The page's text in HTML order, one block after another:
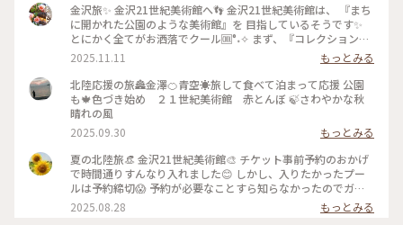
金沢旅✨ 金沢21世紀美術館へ👣 金沢21世紀美術館は、 『まち
に開かれた公園のような美術館』を 目指しているそうです✨
とにかく全てがお洒落でクール🆒°˖✧ まず、『コレクション展
2 文字の可能性』を鑑賞。 現代アート作品における「文字」
の表現に 焦点を当てて、文字が持つ可能性を 絵画、版画、
書、陶芸、映像など 様々な形式の作品を通して探求していま
す。 文字に関して多角的な視点から見た作品の数々、 こうい
う見方もあるんだ！と とても興味深かったです✨ また、
『SIDE CORE Living road, Living space / 生きている道、生き
るための場所』も鑑賞。 これは、アートチームSIDE COREの
展覧会で、 「道」や「移動」をテーマに、 ストリートカルチ
ャーの視点から 「異なる場所をつなぐ表現」、 「生きるため
の場所」を 美術館の中に創出することを目指しているそう✨
様々な角度から道や移動を見ている作品、 一体感もあってと
っても面白かったです！ 一日中いても楽しめる とっても素敵
2025.11.11
もっとみる
北陸応援の旅🏯金澤🍊青空☀️旅して食べて泊まって応援 公園
も🍁色づき始め ２１世紀美術館 赤とんぼ 🍃さわやかな秋
晴れの風
2025.09.30
もっとみる
夏の北陸旅👒 金沢21世紀美術館🎨‎ チケット事前予約のおかげ
で時間通りすんなり入れました😊 しかし、入りたかったプー
ルは予約締切😱 予約が必要なことすら知らなかったのでガッ
カリ💧 そうですよね、人気の美術館ですものね… そして雨の
ため、屋外でプールを上から覗くのも中止になっていました💧
2025.08.28 もっとみる